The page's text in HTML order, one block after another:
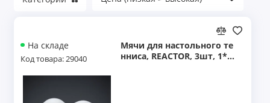
На складе
Код товара: 29040
Мячи для настольного те
нниса, REACTOR, 3шт, 1*,